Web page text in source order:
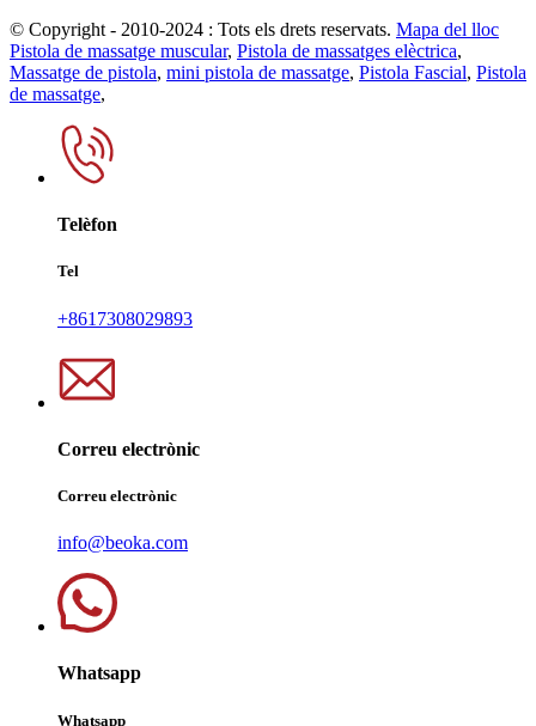
© Copyright - 2010-2024 : Tots els drets reservats. Mapa del lloc
Pistola de massatge muscular, Pistola de massatges elèctrica,
Massatge de pistola, mini pistola de massatge, Pistola Fascial, Pistola
de massatge,
Telèfon
Tel
+8617308029893
Correu electrònic
Correu electrònic
info@beoka.com
Whatsapp
Whatsapp